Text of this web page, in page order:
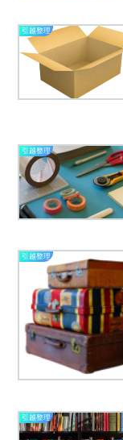
引越整理
引越整理
引越整理
引越整理